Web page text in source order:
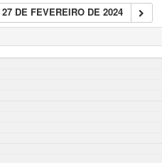
27 DE FEVEREIRO DE 2024